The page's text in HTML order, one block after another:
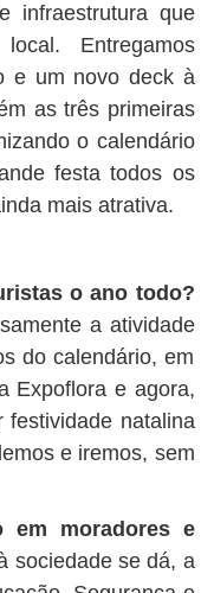
infraestrutura que
Entregamos
e um novo deck à
as três primeiras
o calendário
festa todos os
mais atrativa.
o ano todo?
a atividade
do calendário, em
Expoflora e agora,
festividade natalina
e iremos, sem
em moradores e
sociedade se dá, a